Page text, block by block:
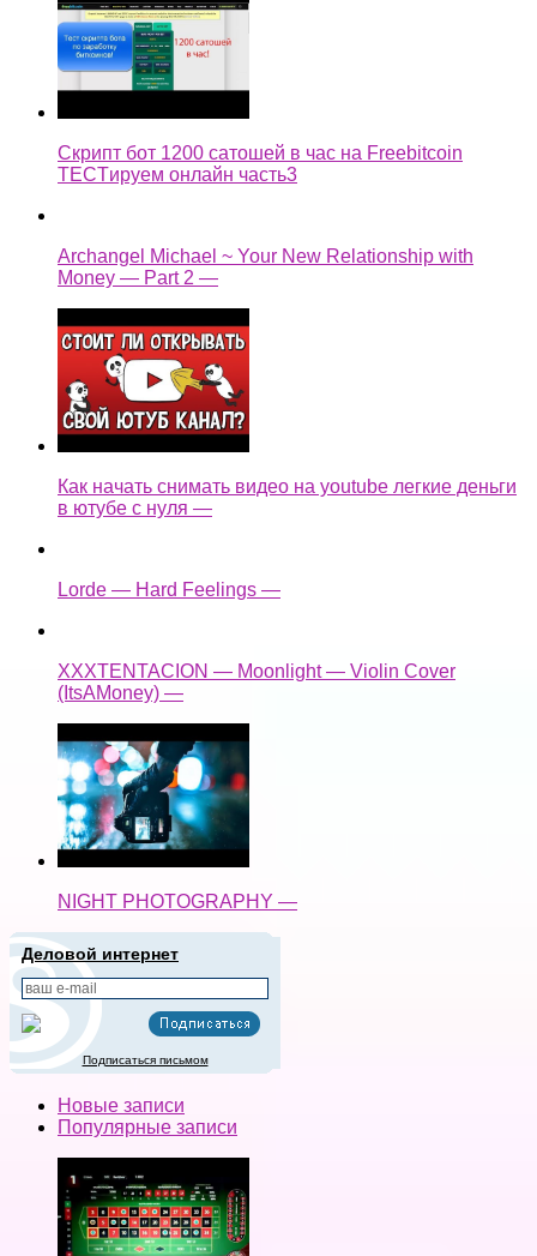
Скрипт бот 1200 сатошей в час на Freebitcoin
TECTируем онлайн часть3
Archangel Michael ~ Your New Relationship with
Money — Part 2 —
Как начать снимать видео на youtube легкие деньги
в ютубе с нуля —
Lorde — Hard Feelings —
XXXTENTACION — Moonlight — Violin Cover
(ItsAMoney) —
NIGHT PHOTOGRAPHY —
Деловой интернет
Подписаться письмом
Новые записи
Популярные записи